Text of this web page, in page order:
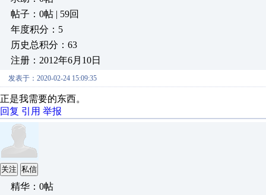
帖子：0帖 | 59回
年度积分：5
历史总积分：63
注册：2012年6月10日
发表于：2020-02-24 15:09:35
正是我需要的东西。
回复 引用 举报
关注 私信
精华：0帖